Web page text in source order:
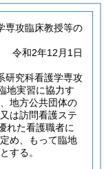
専攻臨床教授等の
令和2年12月1日
研究科看護学専攻
地実習に協力す
地方公共団体の
は訪問看護ステ
れた看護職者に
め、もって臨地
する。